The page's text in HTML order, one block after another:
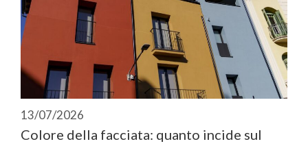
13/07/2026
Colore della facciata: quanto incide sul